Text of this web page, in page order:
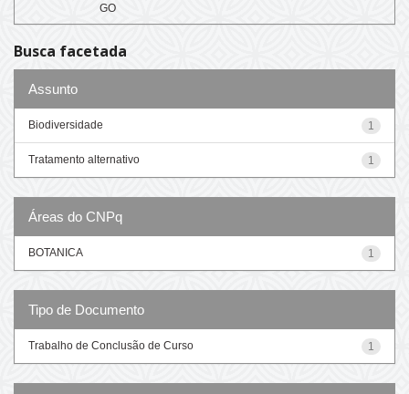
GO
Busca facetada
Assunto
1
Biodiversidade
1
Tratamento alternativo
Áreas do CNPq
1
BOTANICA
Tipo de Documento
1
Trabalho de Conclusão de Curso